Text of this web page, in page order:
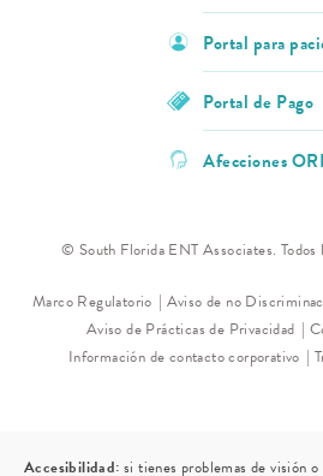
Portal para
Portal de Pago
Afecciones
© South Florida ENT Associates. Todos
Marco Regulatorio Aviso de no
Aviso de Prácticas de Privacidad
Información de contacto corporativo
Accesibilidad: si tienes problemas de visión